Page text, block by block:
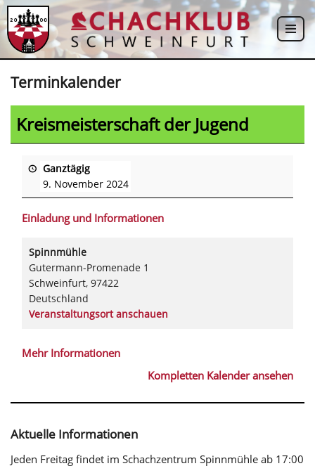
Zum
Inhalt
Terminkalender
Kreismeisterschaft der Jugend
Ganztägig
9. November 2024
Einladung und Informationen
Spinnmühle
Gutermann-Promenade 1
Schweinfurt, 97422
Deutschland
Veranstaltungsort anschauen
Mehr Informationen
Kompletten Kalender ansehen
Aktuelle Informationen
Jeden Freitag findet im Schachzentrum Spinnmühle ab 17:00